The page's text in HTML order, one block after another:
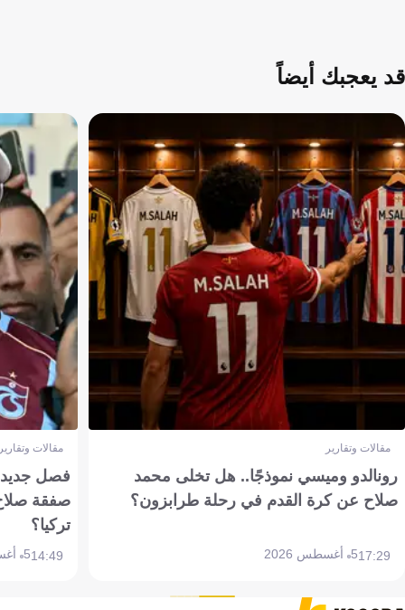
قد يعجبك أيضاً
مقالات وتقارير
رونالدو وميسي نموذجًا.. هل تخلى محمد
صلاح عن كرة القدم في رحلة طرابزون؟
17:295 أغسطس 2026
مقالات
فصل جديد
صفقة
تركيا؟
14:495 أغسطس 2026